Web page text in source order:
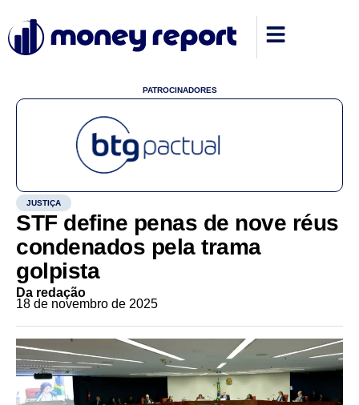
PATROCINADORES
JUSTIÇA
STF define penas de nove réus
condenados pela trama
golpista
Da redação
18 de novembro de 2025